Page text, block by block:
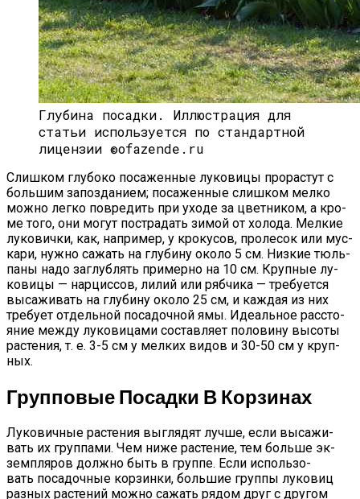
Глу­бина по­сад­ки. Иллюстрация для
статьи используется по стандартной
лицензии ©ofazende.ru
Слиш­ком глу­боко по­сажен­ные лу­кови­цы про­рас­тут с
боль­шим за­поз­да­ни­ем; по­сажен­ные слиш­ком мел­ко
мож­но лег­ко пов­ре­дить при ухо­де за цвет­ни­ком, а кро­
ме то­го, они мо­гут пос­тра­дать зи­мой от хо­лода. Мел­кие
лу­кович­ки, как, нап­ри­мер, у кро­кусов, про­лесок или мус­
ка­ри, нуж­но са­жать на глу­бину око­ло 5 см. Низ­кие тюль­
па­ны на­до заг­лублять при­мер­но на 10 см. Круп­ные лу­
кови­цы — нар­циссов, ли­лий или ряб­чи­ка — тре­бу­ет­ся
вы­сажи­вать на глу­бину око­ло 25 см, и каж­дая из них
тре­бу­ет от­дель­ной по­садоч­ной ямы. Иде­аль­ное рас­сто­
яние меж­ду лу­кови­цами сос­тавля­ет по­лови­ну вы­соты
рас­те­ния, т. е. 3-5 см у мел­ких ви­дов и 30-50 см у круп­
ных.
Групповые Посадки В Корзинах
Лу­кович­ные рас­те­ния выг­ля­дят луч­ше, ес­ли вы­сажи­
вать их груп­па­ми. Чем ни­же рас­те­ние, тем боль­ше эк­
зем­пля­ров дол­жно быть в груп­пе. Ес­ли ис­поль­зо­
вать по­садоч­ные кор­зинки, боль­шие груп­пы лу­ковиц
раз­ных рас­те­ний мож­но са­жать ря­дом друг с дру­гом